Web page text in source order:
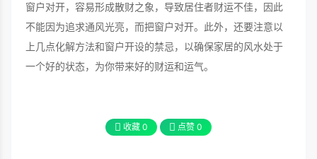
窗户对开，容易形成散财之象，导致居住者财运不佳，因此
不能因为追求通风光亮，而把窗户对开。此外，还要注意以
上几点化解方法和窗户开设的禁忌，以确保家居的风水处于
一个好的状态，为你带来好的财运和运气。
收藏 0 点赞 0